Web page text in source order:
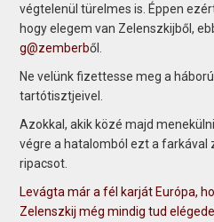
végtelenül türelmes is. Éppen
hogy elegem van Zelenszkijből,
g@zemberből.
Ne velünk fizettesse meg a
tartótisztjeivel.
Azokkal, akik közé majd
végre a hatalomból ezt a farkával
ripacsot.
Levágta már a fél karját Európa,
Zelenszkij még mindig tud